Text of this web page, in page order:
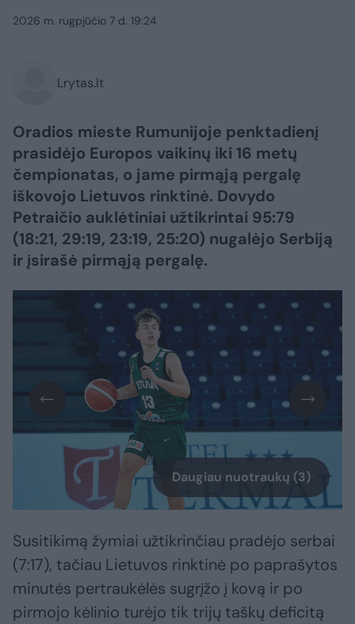
2026 m. rugpjūčio 7 d. 19:24
Lrytas.lt
Oradios mieste Rumunijoje penktadienį
prasidėjo Europos vaikinų iki 16 metų
čempionatas, o jame pirmąją pergalę
iškovojo Lietuvos rinktinė. Dovydo
Petraičio auklėtiniai užtikrintai 95:79
(18:21, 29:19, 23:19, 25:20) nugalėjo Serbiją
ir įsirašė pirmąją pergalę.
Daugiau nuotraukų (3)
Susitikimą žymiai užtikrinčiau pradėjo serbai
(7:17), tačiau Lietuvos rinktinė po paprašytos
minutės pertraukėlės sugrįžo į kovą ir po
pirmojo kėlinio turėjo tik trijų taškų deficitą